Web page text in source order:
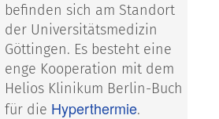
befinden sich am Standort
der Universitätsmedizin
Göttingen. Es besteht eine
enge Kooperation mit dem
Helios Klinikum Berlin-Buch
für die Hyperthermie.